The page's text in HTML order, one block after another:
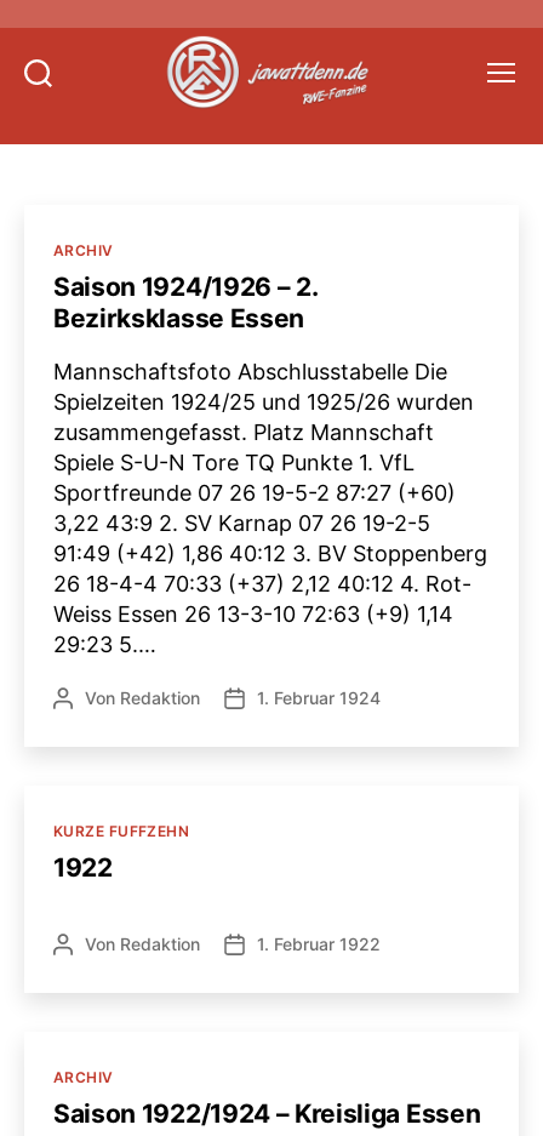
Kategorien
ARCHIV
Saison 1924/1926 – 2.
Bezirksklasse Essen
Mannschaftsfoto Abschlusstabelle Die
Spielzeiten 1924/25 und 1925/26 wurden
zusammengefasst. Platz Mannschaft
Spiele S-U-N Tore TQ Punkte 1. VfL
Sportfreunde 07 26 19-5-2 87:27 (+60)
3,22 43:9 2. SV Karnap 07 26 19-2-5
91:49 (+42) 1,86 40:12 3. BV Stoppenberg
26 18-4-4 70:33 (+37) 2,12 40:12 4. Rot-
Weiss Essen 26 13-3-10 72:63 (+9) 1,14
29:23 5.…
Beitragsautor
Von Redaktion Veröffentlichungsdatum
1. Februar 1924
Kategorien
KURZE FUFFZEHN
1922
Beitragsautor
Von Redaktion Veröffentlichungsdatum
1. Februar 1922
Kategorien
ARCHIV
Saison 1922/1924 – Kreisliga Essen